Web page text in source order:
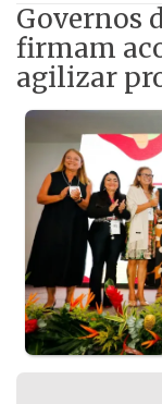
Governos
firmam
agilizar